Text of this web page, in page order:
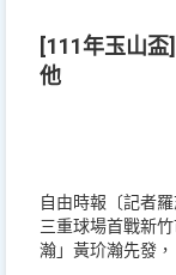
[111年玉山
他
自由時報〔記者
三重球場首戰新
瀚」黃玠瀚先發，